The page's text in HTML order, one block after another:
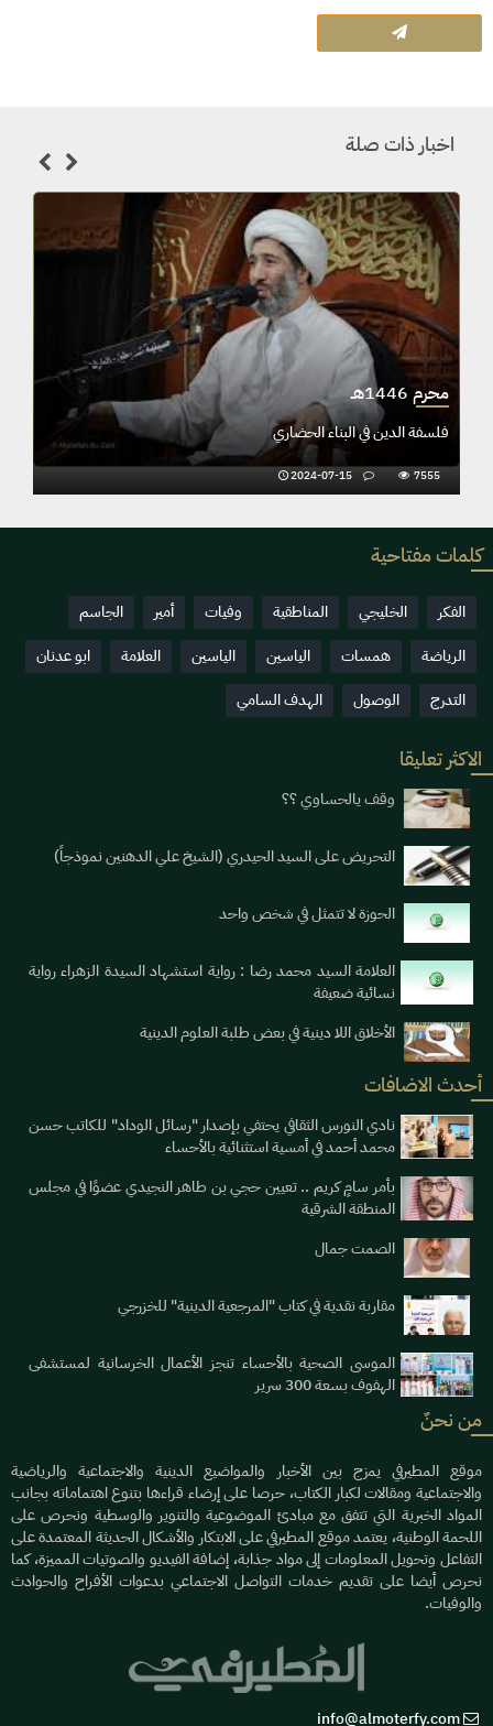
اخبار ذات صلة
محرم 1446هـ
فلسفة الدين في البناء الحضاري
كلمات مفتاحية
الفكر الخليجي المناطقية وفيات أمير
الجاسم
الرياضة
همسات الياسين الياسين العلامة
ابو عدنان
التدرج
الوصول الهدف السامي
الاكثر تعليقا
وقف يالحساوي ؟؟
التحريض على السيد الحيدري (الشيخ علي الدهنين نموذجاً)
الحوزة لا تتمثل في شخص واحد
العلامة السيد محمد رضا : رواية استشهاد السيدة الزهراء رواية
نسائية ضعيفة
الأخلاق اللا دينية في بعض طلبة العلوم الدينية
أحدث الاضافات
نادي النورس الثقافي يحتفي بإصدار "رسائل الوداد" للكاتب حسن
محمد أحمد في أمسية استثنائية بالأحساء
بأمر سامٍ كريم .. تعيين حجي بن طاهر النجيدي عضوًا في مجلس
المنطقة الشرقية
الصمت جمال
مقاربة نقدية في كتاب "المرجعية الدينية" للخزرجي
الموسى الصحية بالأحساء تنجز الأعمال الخرسانية لمستشفى
الهفوف بسعة 300 سرير
من نحنٌ
موقع المطيرفي يمزج بين الأخبار والمواضيع الدينية والاجتماعية والرياضية
والاجتماعية ومقالات لكبار الكتاب، حرصا على إرضاء قراءها بتنوع اهتماماته بجانب
المواد الخبرية التي تتفق مع مبادئ الموضوعية والتنوير والوسطية ونحرص على
اللحمة الوطنية، يعتمد موقع المطيرفي على الابتكار والأشكال الحديثة المعتمدة على
التفاعل وتحويل المعلومات إلى مواد جذابة، إضافة الفيديو والصوتيات المميزة، كما
نحرص أيضا على تقديم خدمات التواصل الاجتماعي بدعوات الأفراح والحوادث
والوفيات.
info@almoterfy.com